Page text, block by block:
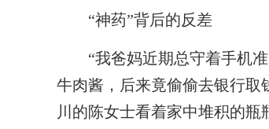
“神药”背后的反差
“我爸妈近期总守着手机准
牛肉酱，后来竟偷偷去银行
川的陈女士看着家中堆积的瓶